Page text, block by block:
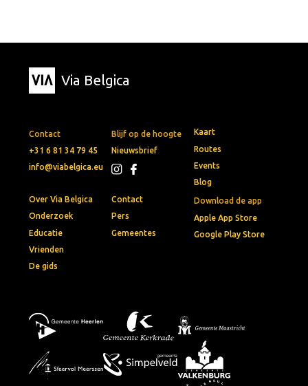
Via Belgica
Contact
+31 6 81 34 79 45
info@viabelgica.eu
Blijf op de hoogte
Nieuwsbrief
Download de app
Apple App Store
Google Play Store
Kaart
Routes
Events
Blog
Over Via Belgica
Onderzoek
Educatie
Vrienden
De gids
Contact
Pers
Gemeentes